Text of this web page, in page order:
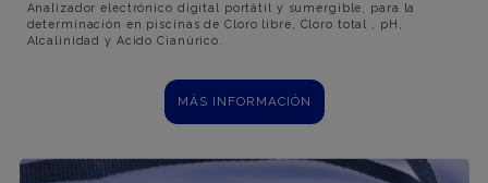
Analizador electrónico digital portátil y sumergible, para la
determinación en piscinas de Cloro libre, Cloro total , pH,
Alcalinidad y Acido Cianúrico.
MÁS INFORMACIÓN